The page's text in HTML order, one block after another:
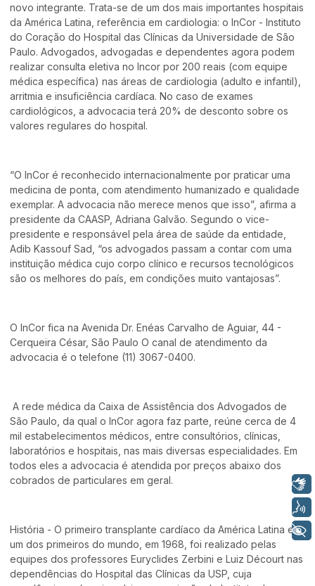
novo integrante. Trata-se de um dos mais importantes hospitais
da América Latina, referência em cardiologia: o InCor - Instituto
do Coração do Hospital das Clínicas da Universidade de São
Paulo. Advogados, advogadas e dependentes agora podem
realizar consulta eletiva no Incor por 200 reais (com equipe
médica específica) nas áreas de cardiologia (adulto e infantil),
arritmia e insuficiência cardíaca. No caso de exames
cardiológicos, a advocacia terá 20% de desconto sobre os
valores regulares do hospital.
“O InCor é reconhecido internacionalmente por praticar uma
medicina de ponta, com atendimento humanizado e qualidade
exemplar. A advocacia não merece menos que isso”, afirma a
presidente da CAASP, Adriana Galvão. Segundo o vice-
presidente e responsável pela área de saúde da entidade,
Adib Kassouf Sad, “os advogados passam a contar com uma
instituição médica cujo corpo clínico e recursos tecnológicos
são os melhores do país, em condições muito vantajosas”.
O InCor fica na Avenida Dr. Enéas Carvalho de Aguiar, 44 -
Cerqueira César, São Paulo O canal de atendimento da
advocacia é o telefone (11) 3067-0400.
A rede médica da Caixa de Assistência dos Advogados de
São Paulo, da qual o InCor agora faz parte, reúne cerca de 4
mil estabelecimentos médicos, entre consultórios, clínicas,
laboratórios e hospitais, nas mais diversas especialidades. Em
todos eles a advocacia é atendida por preços abaixo dos
cobrados de particulares em geral.
História - O primeiro transplante cardíaco da América Latina e
um dos primeiros do mundo, em 1968, foi realizado pelas
equipes dos professores Euryclides Zerbini e Luiz Décourt nas
dependências do Hospital das Clínicas da USP, cuja
+ Acessibilidade